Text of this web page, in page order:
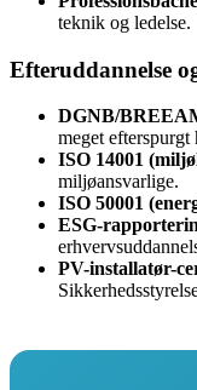
teknik og ledelse.
Efteruddannelse
DGNB/
meget efterspurgt
ISO 14001
miljøansvarlige.
ISO 50001
ESG-
PV-installatør-